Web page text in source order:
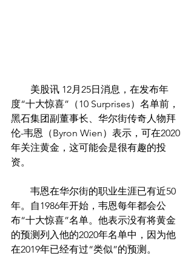
度“十大惊喜”（10 Surprises）名单前，
黑石集团副董事长、华尔街传奇人物拜
伦-韦恩（Byron Wien）表示，可在2020
年关注黄金，这可能会是很有趣的投
资。
韦恩在华尔街的职业生涯已有近50
年。自1986年开始，韦恩每年都会公
布“十大惊喜”名单。他表示没有将黄金
的预测列入他的2020年名单中，因为他
在2019年已经有过“类似”的预测。